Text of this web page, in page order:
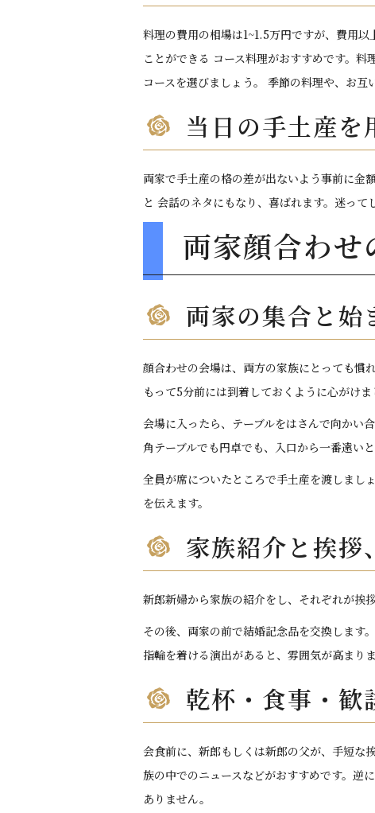
料理の費用の相場は1~1.5万円ですが、費用
ことができる コース料理がおすすめです。
コースを選びましょう。 季節の料理や、お互
当日の手土産を
両家で手土産の格の差が出ないよう事前に金
と 会話のネタにもなり、喜ばれます。迷って
両家顔合わせ
両家の集合と始
顔合わせの会場は、両方の家族にとっても慣
もって5分前には到着しておくように心がけま
会場に入ったら、テーブルをはさんで向かい
角テーブルでも円卓でも、入口から一番遠い
全員が席についたところで手土産を渡しまし
を伝えます。
家族紹介と挨拶
新郎新婦から家族の紹介をし、それぞれが挨
その後、両家の前で結婚記念品を交換します
指輪を着ける演出があると、雰囲気が高まり
乾杯・食事・歓
会食前に、新郎もしくは新郎の父が、手短な
族の中でのニュースなどがおすすめです。逆
ありません。